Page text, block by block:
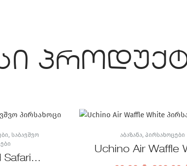
, ᲡᲐᲑᲐᲕᲨᲕᲝ
Safari
ᲐᲑᲐᲖᲐᲜᲐ,ᲞᲘᲠᲡᲐᲮᲝᲪᲔᲑᲘ
Uchino Air Waffle
პირსახოცი